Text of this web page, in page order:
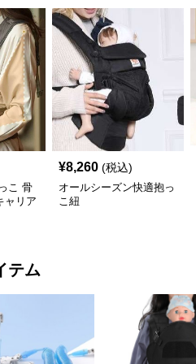
こ 骨
ャリア
¥8,260 (税込)
オールシーズン快適抱っ
こ紐
テム